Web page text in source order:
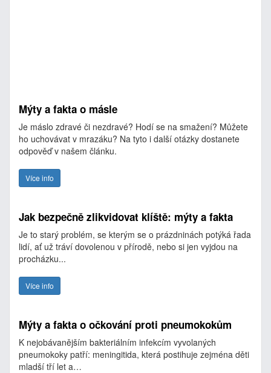
Mýty a fakta o másle
Je máslo zdravé či nezdravé? Hodí se na smažení? Můžete
ho uchovávat v mrazáku? Na tyto i další otázky dostanete
odpověď v našem článku.
Více info
Jak bezpečně zlikvidovat klíště: mýty a fakta
Je to starý problém, se kterým se o prázdninách potýká řada
lidí, ať už tráví dovolenou v přírodě, nebo si jen vyjdou na
procházku...
Více info
Mýty a fakta o očkování proti pneumokokům
K nejobávanějším bakteriálním infekcím vyvolaných
pneumokoky patří: meningitida, která postihuje zejména děti
mladší tří let a…